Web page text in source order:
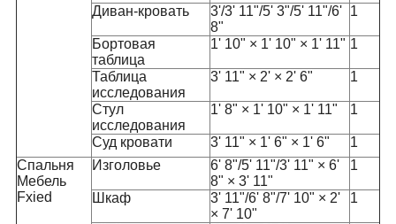
Диван-кровать
3'/3' 11"/5' 3"/5' 11"/6'
8"
1
Бортовая
таблица
1' 10" × 1' 10" × 1' 11" 1
Таблица
исследования
3' 11" × 2' × 2' 6" 1
Стул
исследования
1' 8" × 1' 10" × 1' 11" 1
Суд кровати 3' 11" × 1' 6" × 1' 6"
1
Спальня
Мебель
Fxied
Изголовье
6' 8"/5' 11"/3' 11" × 6'
8" × 3' 11"
1
Шкаф
3' 11"/6' 8"/7' 10" × 2'
× 7' 10"
1